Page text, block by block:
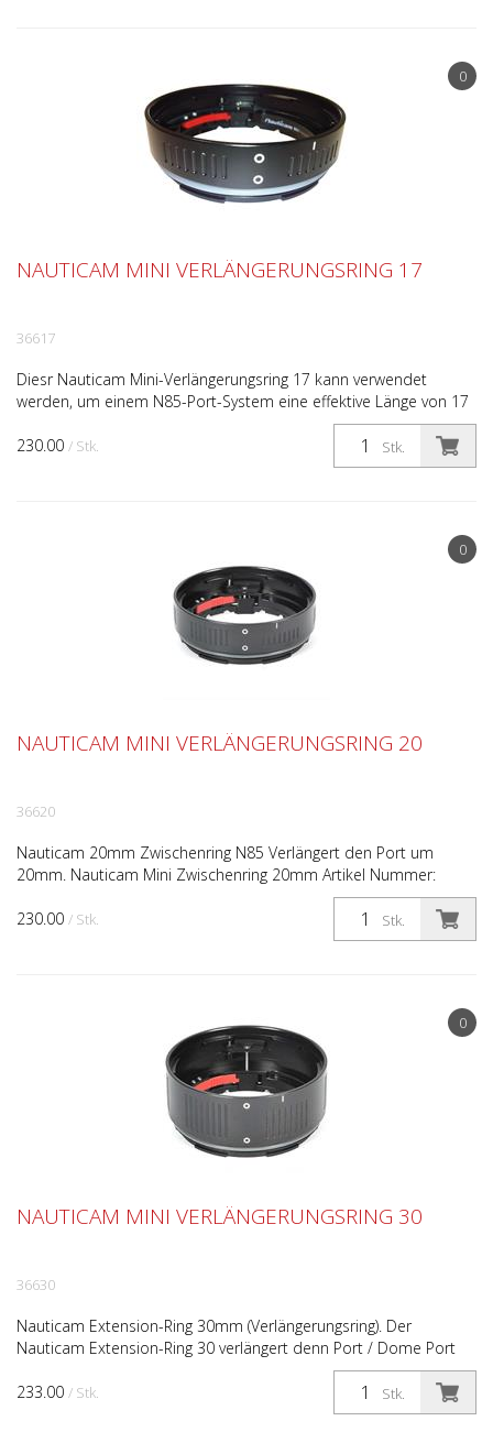
0
230.00 / Stk. Stk.
NAUTICAM MINI VERLÄNGERUNGSRING 17
36617
Diesr Nauticam Mini-Verlängerungsring 17 kann verwendet
werden, um einem N85-Port-System eine effektive Länge von 17
mm hinzuzufügen. Weitere Einzelheiten zur Auswahl der...
0
230.00 / Stk. Stk.
NAUTICAM MINI VERLÄNGERUNGSRING 20
36620
Nauticam 20mm Zwischenring N85 Verlängert den Port um
20mm. Nauticam Mini Zwischenring 20mm Artikel Nummer:
#36620 Der Verlängerungsring ist ideal, wenn man z.B. zwei
Mak...
0
233.00 / Stk. Stk.
NAUTICAM MINI VERLÄNGERUNGSRING 30
36630
Nauticam Extension-Ring 30mm (Verlängerungsring). Der
Nauticam Extension-Ring 30 verlängert denn Port / Dome Port
um 30mm (z.Bsp. für andere Objektive oder Konverter). Di...